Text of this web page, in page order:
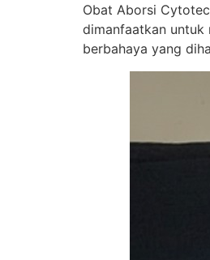
Obat Aborsi
dimanfaatkan untuk
berbahaya yang